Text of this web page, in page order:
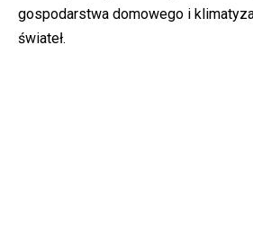
gospodarstwa domowego i
świateł.